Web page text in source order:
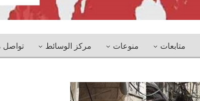
متابعات منوعات مركز الوسائط تواصل